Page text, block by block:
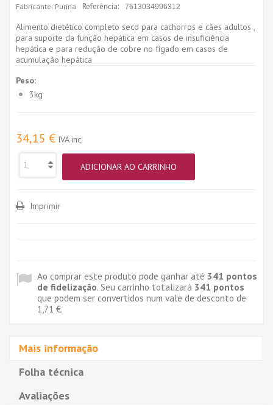
Fabricante: Purina Referência: 7613034996312
Alimento dietético completo seco para cachorros e cães adultos ,
para suporte da função hepática em casos de insuficiência
hepática e para redução de cobre no fígado em casos de
acumulação hepática
Peso:
3kg
34,15 € IVA inc.
ADICIONAR AO CARRINHO
Imprimir
Ao comprar este produto pode ganhar até 341 pontos
de fidelização. Seu carrinho totalizará 341 pontos
que podem ser convertidos num vale de desconto de
1,71 €.
Mais informação
Folha técnica
Avaliações